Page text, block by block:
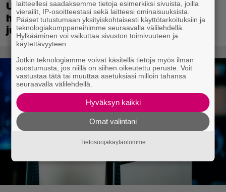
Uusi PS Plus -seikkailupeli on saanut
huippuarvostelut – saapui heti
julkaisupäivänään tilaajien saataville
laitteellesi saadaksemme tietoja esimerkiksi sivuista, joilla
vierailit, IP-osoitteestasi sekä laitteesi ominaisuuksista.
Pääset tutustumaan yksityiskohtaisesti käyttötarkoituksiin ja
teknologiakumppaneihimme seuraavalla välilehdellä.
Hylkääminen voi vaikuttaa sivuston toimivuuteen ja
käytettävyyteen.
Jotkin teknologiamme voivat käsitellä tietoja myös ilman
suostumusta, jos niillä on siihen oikeutettu peruste. Voit
vastustaa tätä tai muuttaa asetuksiasi milloin tahansa
seuraavalla välilehdellä.
Hyväksyn kaikki
Omat valintani
Tietosuojakäytäntömme